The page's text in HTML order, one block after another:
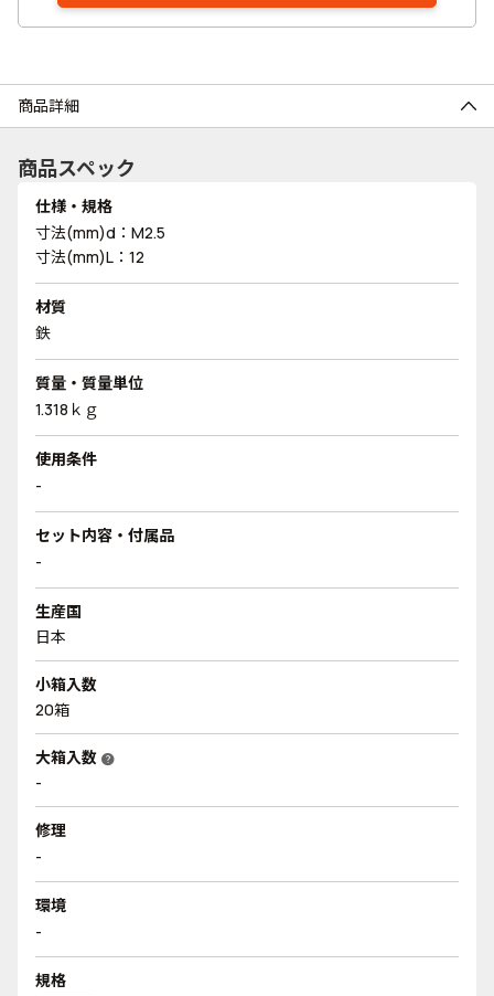
商品詳細
商品スペック
仕様・規格
寸法(mm)d：M2.5
寸法(mm)L：12
材質
鉄
質量・質量単位
1.318ｋｇ
使用条件
-
セット内容・付属品
-
生産国
日本
小箱入数
20箱
大箱入数 help
-
修理
-
環境
-
規格